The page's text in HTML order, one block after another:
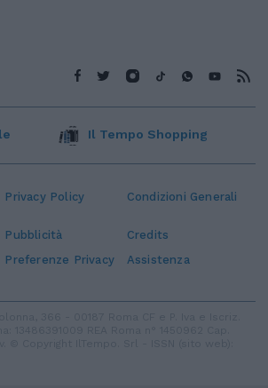
Privacy Policy Condizioni Generali
Pubblicità
Credits
Preferenze Privacy Assistenza
Il Tempo Shopping